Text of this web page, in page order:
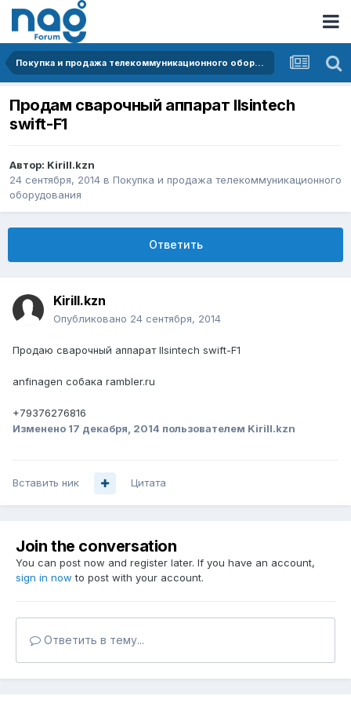
Покупка и продажа телекоммуникационного оборудования
Продам сварочный аппарат Ilsintech
swift-F1
Автор: Kirill.kzn
24 сентября, 2014 в Покупка и продажа телекоммуникационного
оборудования
Ответить
Kirill.kzn
Опубликовано 24 сентября, 2014
Продаю сварочный аппарат Ilsintech swift-F1
anfinagen собака rambler.ru
+79376276816
Изменено 17 декабря, 2014 пользователем Kirill.kzn
Вставить ник Цитата
Join the conversation
You can post now and register later. If you have an account,
sign in now to post with your account.
Ответить в тему...